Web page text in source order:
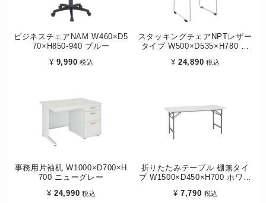
ビジネスチェアNAM W460×D5
70×H850-940 ブルー
¥ 9,990 税込
スタッキングチェアNPTレザー
タイプ W500×D535×H780 グ
¥ 24,890 税込
事務用片袖机 W1000×D700×H
700 ニューグレー
¥ 24,990 税込
折りたたみテーブル 棚無タイ
プ W1500×D450×H700 ホワイ
¥ 7,790 税込